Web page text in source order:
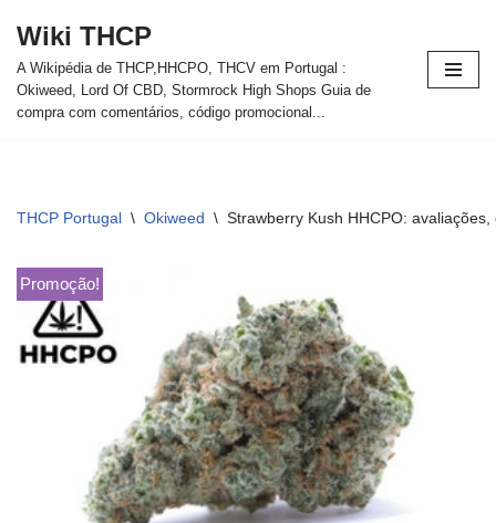
Avançar
para
o
Wiki THCP
A Wikipédia de THCP,HHCPO, THCV em Portugal :
Okiweed, Lord Of CBD, Stormrock High Shops Guia de
compra com comentários, código promocional...
THCP Portugal \ Okiweed \ Strawberry Kush HHCPO:
Promoção!